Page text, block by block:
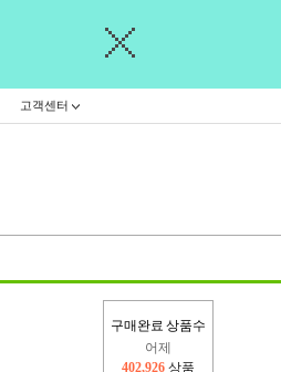
고객센터
구매완료 상품수
어제
402,926
오늘(현재)